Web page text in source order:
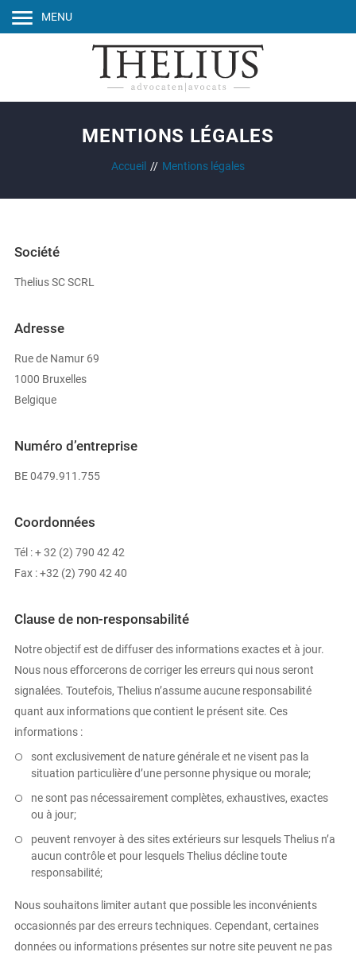
MENU
MENTIONS LÉGALES
Accueil Mentions légales
Société
Thelius SC SCRL
Adresse
Rue de Namur 69
1000 Bruxelles
Belgique
Numéro d’entreprise
BE 0479.911.755
Coordonnées
Tél : + 32 (2) 790 42 42
Fax : +32 (2) 790 42 40
Clause de non-responsabilité
Notre objectif est de diffuser des informations exactes et à jour.
Nous nous efforcerons de corriger les erreurs qui nous seront
signalées. Toutefois, Thelius n’assume aucune responsabilité
quant aux informations que contient le présent site. Ces
informations :
sont exclusivement de nature générale et ne visent pas la
situation particulière d’une personne physique ou morale;
ne sont pas nécessairement complètes, exhaustives, exactes
ou à jour;
peuvent renvoyer à des sites extérieurs sur lesquels Thelius n’a
aucun contrôle et pour lesquels Thelius décline toute
responsabilité;
Nous souhaitons limiter autant que possible les inconvénients
occasionnés par des erreurs techniques. Cependant, certaines
données ou informations présentes sur notre site peuvent ne pas